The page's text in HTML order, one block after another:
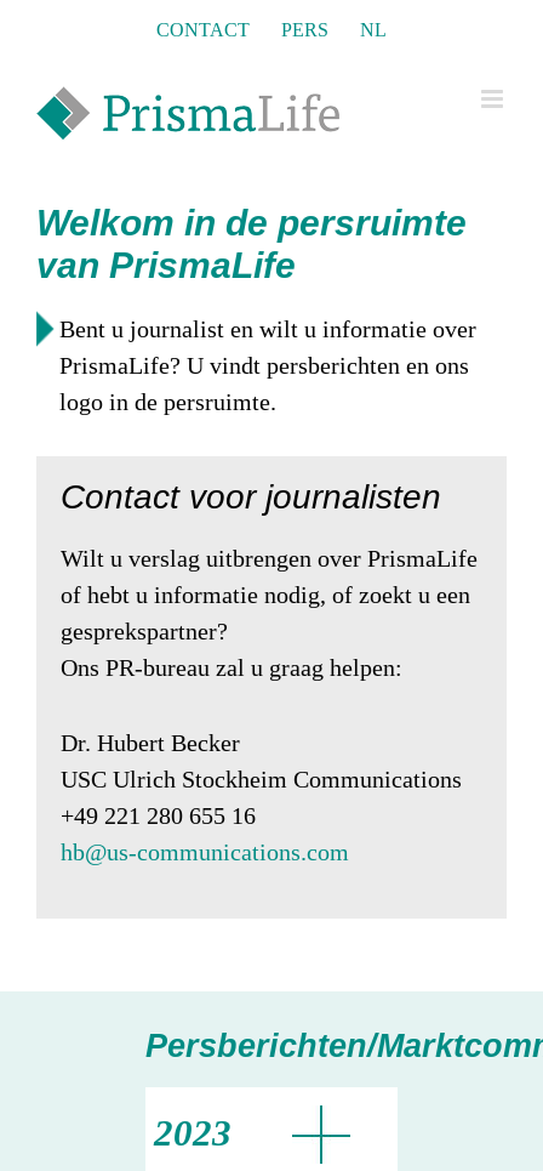
content
CONTACT PERS NL
Welkom in de persruimte
van PrismaLife
Bent u journalist en wilt u informatie over
PrismaLife? U vindt persberichten en ons
logo in de persruimte.
Contact voor journalisten
Wilt u verslag uitbrengen over PrismaLife
of hebt u informatie nodig, of zoekt u een
gesprekspartner?
Ons PR-bureau zal u graag helpen:
Dr. Hubert Becker
USC Ulrich Stockheim Communications
+49 221 280 655 16
hb@us-communications.com
Persberichten/
2023